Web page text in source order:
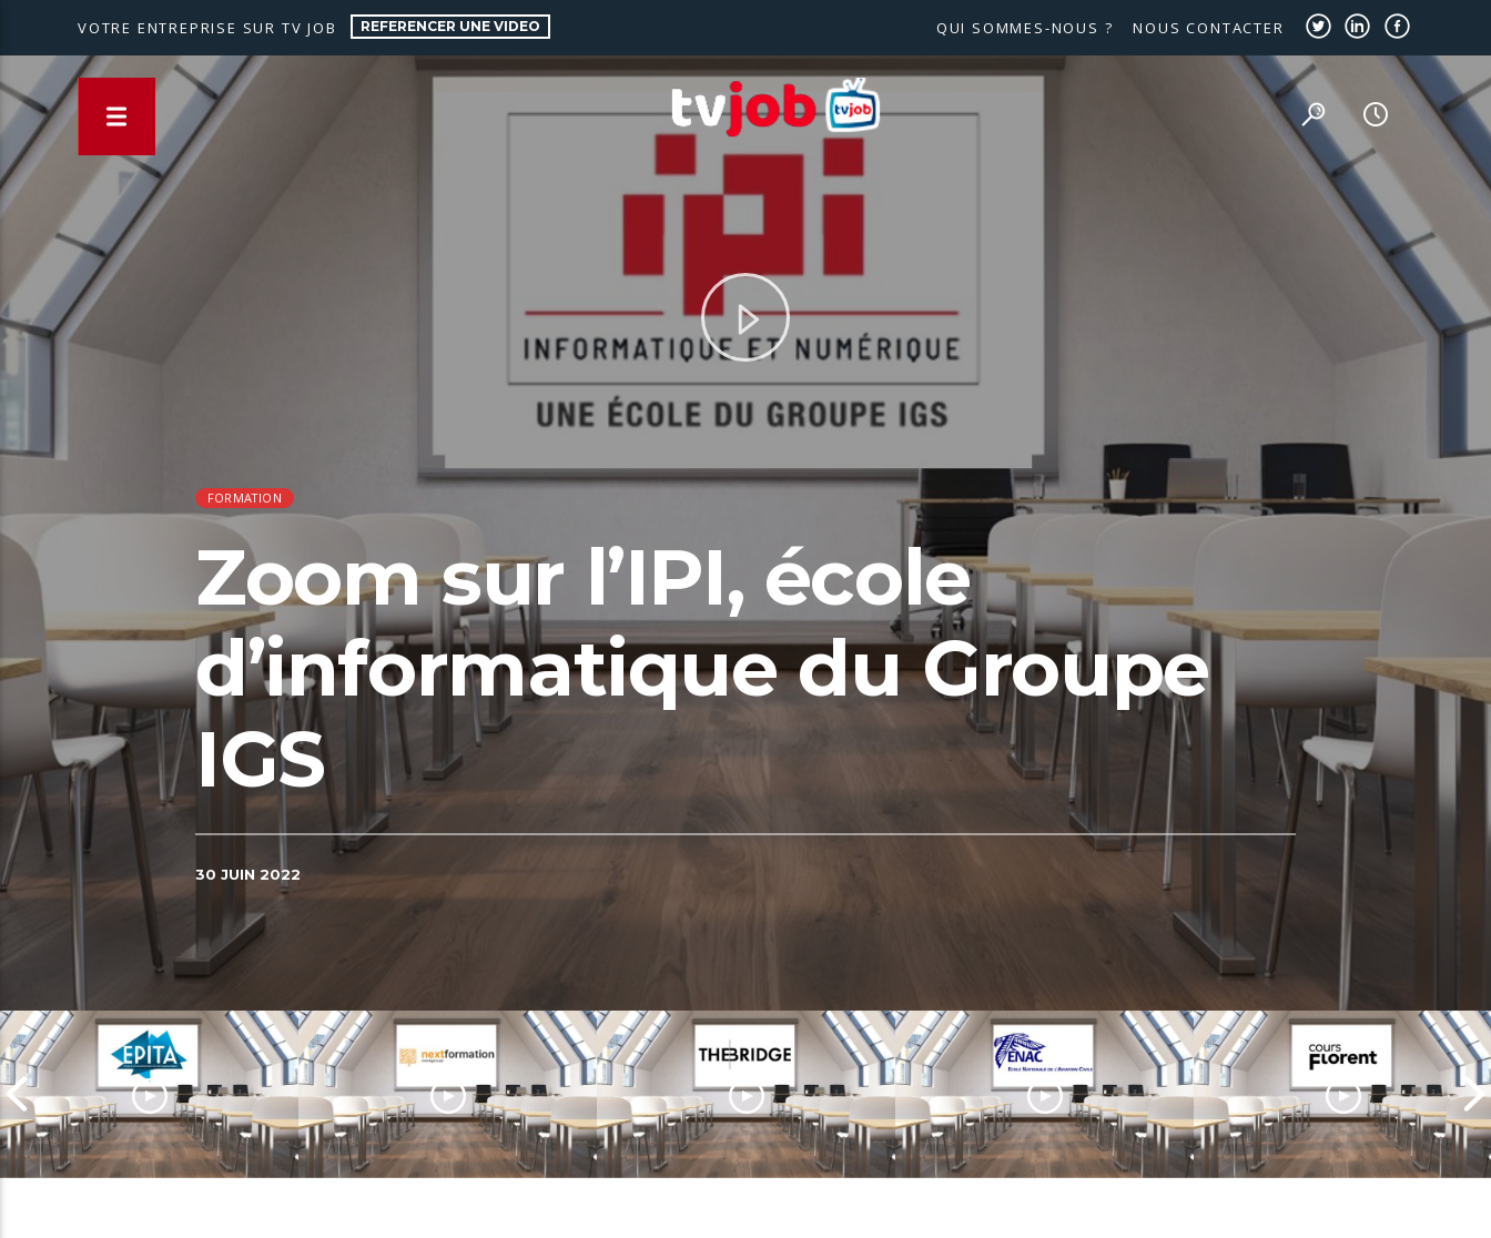
VOTRE ENTREPRISE SUR TV JOB REFERENCER UNE VIDEO NOUS CONTACTER
QUI SOMMES-NOUS ?
FORMATION
Zoom sur l’IPI, école
d’informatique du Groupe
IGS
30 JUIN 2022